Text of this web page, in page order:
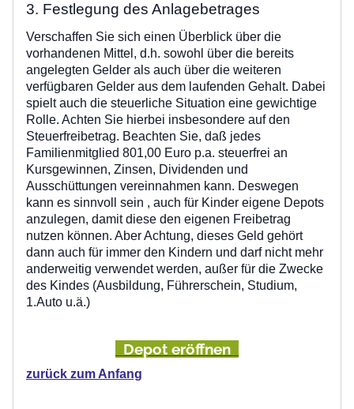
3. Festlegung des Anlagebetrages
Verschaffen Sie sich einen Überblick über die
vorhandenen Mittel, d.h. sowohl über die bereits
angelegten Gelder als auch über die weiteren
verfügbaren Gelder aus dem laufenden Gehalt. Dabei
spielt auch die steuerliche Situation eine gewichtige
Rolle. Achten Sie hierbei insbesondere auf den
Steuerfreibetrag. Beachten Sie, daß jedes
Familienmitglied 801,00 Euro p.a. steuerfrei an
Kursgewinnen, Zinsen, Dividenden und
Ausschüttungen vereinnahmen kann. Deswegen
kann es sinnvoll sein , auch für Kinder eigene Depots
anzulegen, damit diese den eigenen Freibetrag
nutzen können. Aber Achtung, dieses Geld gehört
dann auch für immer den Kindern und darf nicht mehr
anderweitig verwendet werden, außer für die Zwecke
des Kindes (Ausbildung, Führerschein, Studium,
1.Auto u.ä.)
Depot eröffnen
zurück zum Anfang